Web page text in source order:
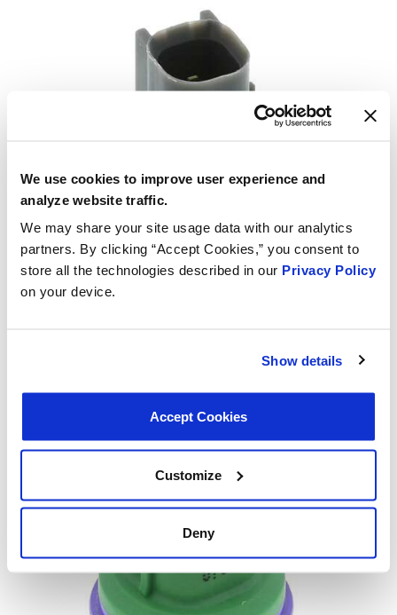
We use cookies to improve user experience and
analyze website traffic.
We may share your site usage data with our analytics
partners. By clicking “Accept Cookies,” you consent to
store all the technologies described in our Privacy Policy
on your device.
Show details
Accept Cookies
Customize
Deny